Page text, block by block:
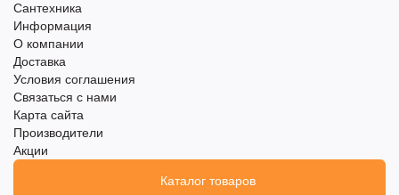
Сантехника
Информация
О компании
Доставка
Условия соглашения
Связаться с нами
Карта сайта
Производители
Акции
Каталог товаров